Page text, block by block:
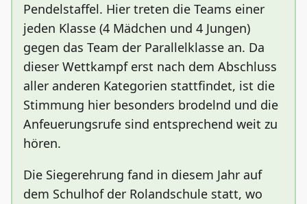
Pendelstaffel. Hier treten die Teams einer
jeden Klasse (4 Mädchen und 4 Jungen)
gegen das Team der Parallelklasse an. Da
dieser Wettkampf erst nach dem Abschluss
aller anderen Kategorien stattfindet, ist die
Stimmung hier besonders brodelnd und die
Anfeuerungsrufe sind entsprechend weit zu
hören.
Die Siegerehrung fand in diesem Jahr auf
dem Schulhof der Rolandschule statt, wo